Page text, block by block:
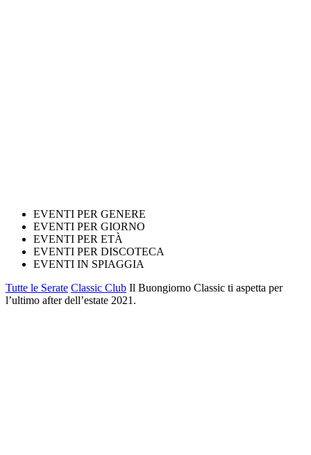
EVENTI PER GENERE
EVENTI PER GIORNO
EVENTI PER ETÀ
EVENTI PER DISCOTECA
EVENTI IN SPIAGGIA
Tutte le Serate Classic Club Il Buongiorno Classic ti aspetta per
l’ultimo after dell’estate 2021.